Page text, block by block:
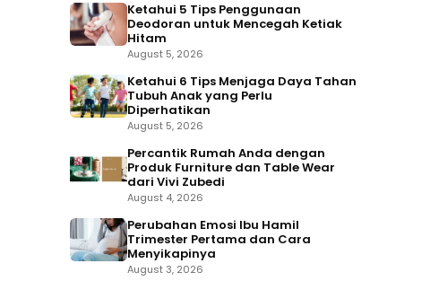
Ketahui 5 Tips Penggunaan
Deodoran untuk Mencegah Ketiak
Hitam
August 5, 2026
Ketahui 6 Tips Menjaga Daya Tahan
Tubuh Anak yang Perlu
Diperhatikan
August 5, 2026
Percantik Rumah Anda dengan
Produk Furniture dan Table Wear
dari Vivi Zubedi
August 4, 2026
Perubahan Emosi Ibu Hamil
Trimester Pertama dan Cara
Menyikapinya
August 3, 2026